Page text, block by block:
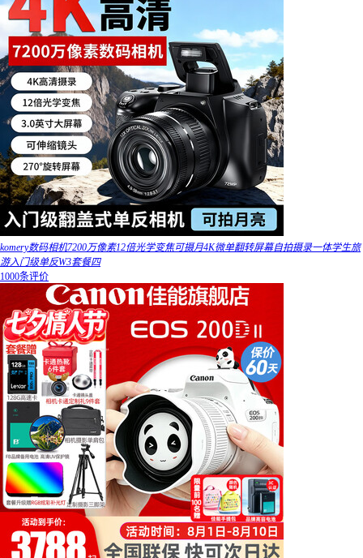
komery数码相机7200万像素12倍光学变焦可摄月4K微单翻转屏幕自拍摄录一体学生旅
游入门级单反W3套餐四
1000条评价